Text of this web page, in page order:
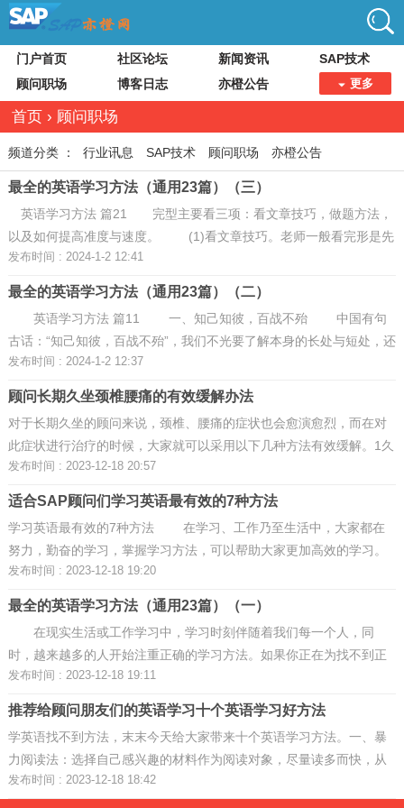
门户首页 社区论坛 新闻资讯
SAP技术
顾问职场
博客日志 亦橙公告 更多
首页 › 顾问职场
频道分类 ： 行业讯息 SAP技术 顾问职场 亦橙公告
最全的英语学习方法（通用23篇）（三）
英语学习方法 篇21 完型主要看三项：看文章技巧，做题方法，
以及如何提高准度与速度。 (1)看文章技巧。老师一般看完形是先
不看选项，直接看文章，然后在空上填你觉得应该是什么的汉语。
(2)接下来就开 ...
发布时间 : 2024-1-2 12:41
最全的英语学习方法（通用23篇）（二）
英语学习方法 篇11 一、知己知彼，百战不殆 中国有句
古话：“知己知彼，百战不殆”，我们不光要了解本身的长处与短处，还
要对你想报考的学校有很多的了解才行。我们要及时了解这些学校都
考什么，认真做 ...
发布时间 : 2024-1-2 12:37
顾问长期久坐颈椎腰痛的有效缓解办法
对于长期久坐的顾问来说，颈椎、腰痛的症状也会愈演愈烈，而在对
此症状进行治疗的时候，大家就可以采用以下几种方法有效缓解。1久
坐一族健康三大危机 症状 1. 头痛： 头部或太阳穴位置经常跳
跃式的痛，或者类 ...
发布时间 : 2023-12-18 20:57
适合SAP顾问们学习英语最有效的7种方法
学习英语最有效的7种方法 在学习、工作乃至生活中，大家都在
努力，勤奋的学习，掌握学习方法，可以帮助大家更加高效的学习。
如果你正在为找不到正确的学习方法而苦恼，以下是小编为大家整理
的学习英语最有效的7 ...
发布时间 : 2023-12-18 19:20
最全的英语学习方法（通用23篇）（一）
在现实生活或工作学习中，学习时刻伴随着我们每一个人，同
时，越来越多的人开始注重正确的学习方法。如果你正在为找不到正
确的学习方法而苦恼，下面是小编精心整理的英语学习方法，欢迎阅
读，希望大家能够喜欢。 ...
发布时间 : 2023-12-18 19:11
推荐给顾问朋友们的英语学习十个英语学习好方法
学英语找不到方法，末末今天给大家带来十个英语学习方法。一、暴
力阅读法：选择自己感兴趣的材料作为阅读对象，尽量读多而快，从
而提高阅读速度和阅读理解能力；1、新闻网站：CNN、BBC、New
发布时间 : 2023-12-18 18:42